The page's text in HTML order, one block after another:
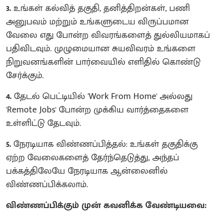
3.உங்கள் கல்வித் தகுதி, தனித்திறன்கள், பணி
அனுபவம் மற்றும் உங்களுடைய விருப்பமான
வேலை எது போன்ற விவரங்களைத் துல்லியமாகப்
பதிவிடவும். முழுமையான சுயவிவரம் உங்களை
நிறுவனங்களின் பார்வையில் எளிதில் கொண்டு
சேர்க்கும்.
4.தேடல் பெட்டியில் 'Work From Home' அல்லது
'Remote Jobs' போன்ற முக்கிய வார்த்தைகளை
உள்ளிட்டு தேடவும்.
5.நேரடியாக விண்ணப்பித்தல்: உங்கள் தகுதிக்கு
ஏற்ற வேலைகளைத் தேர்ந்தெடுத்து, அந்தப்
பக்கத்திலேயே நேரடியாக ஆன்லைனில்
விண்ணப்பிக்கலாம்.
விண்ணப்பிக்கும் முன் கவனிக்க வேண்டியவை: